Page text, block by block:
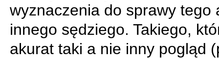
wyznaczenia do sprawy tego
innego sędziego. Takiego,
akurat taki a nie inny pogląd